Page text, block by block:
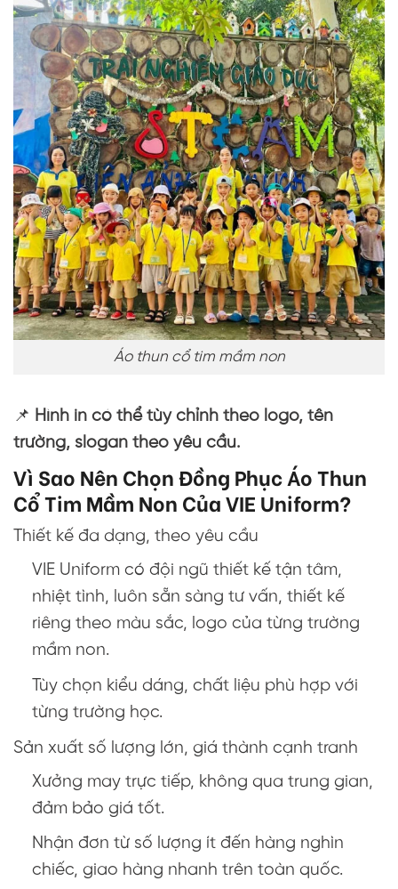
Áo thun cổ tim mầm non
📌 Hình in có thể tùy chỉnh theo logo, tên
trường, slogan theo yêu cầu.
Vì Sao Nên Chọn Đồng Phục Áo Thun
Cổ Tim Mầm Non Của VIE Uniform?
Thiết kế đa dạng, theo yêu cầu
VIE Uniform có đội ngũ thiết kế tận tâm,
nhiệt tình, luôn sẵn sàng tư vấn, thiết kế
riêng theo màu sắc, logo của từng trường
mầm non.
Tùy chọn kiểu dáng, chất liệu phù hợp với
từng trường học.
Sản xuất số lượng lớn, giá thành cạnh tranh
Xưởng may trực tiếp, không qua trung gian,
đảm bảo giá tốt.
Nhận đơn từ số lượng ít đến hàng nghìn
chiếc, giao hàng nhanh trên toàn quốc.